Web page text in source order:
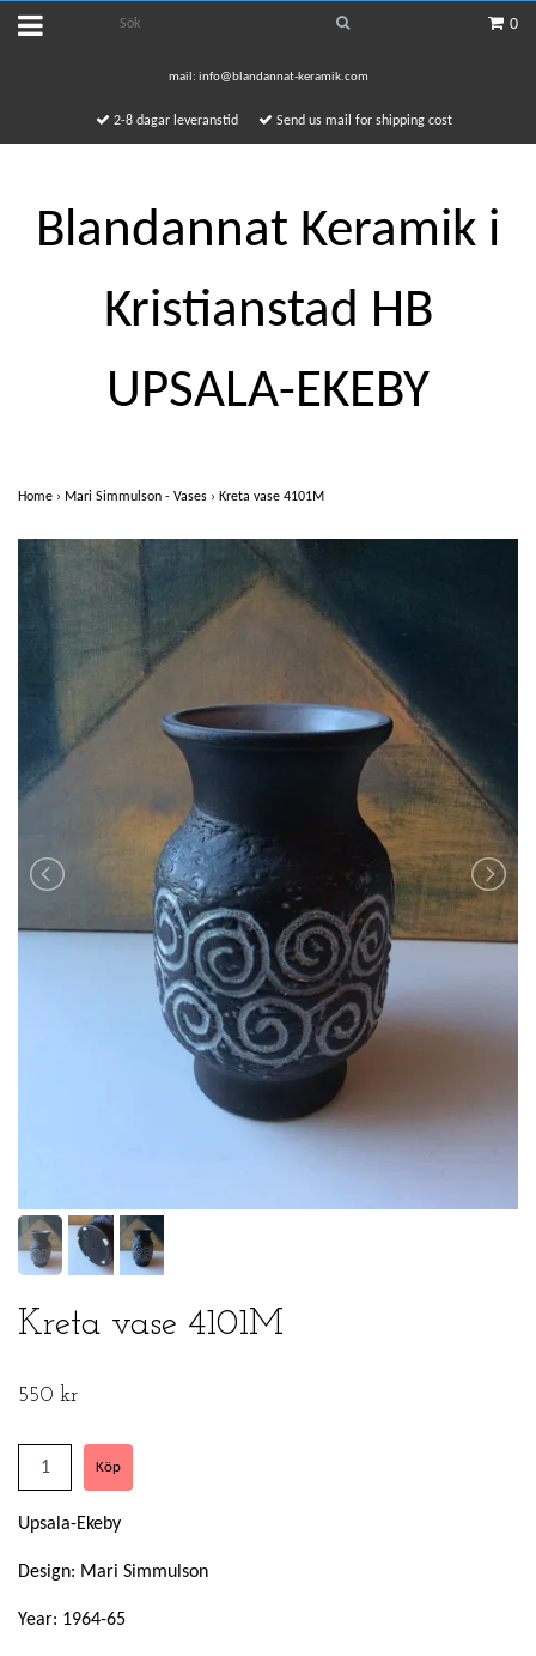
0
mail: info@blandannat-keramik.com
2-8 dagar leveranstid Send us mail for shipping cost
Blandannat Keramik i
Kristianstad HB
UPSALA-EKEBY
Home › Mari Simmulson - Vases › Kreta vase 4101M
Kreta vase 4101M
550 kr
Upsala-Ekeby
Design: Mari Simmulson
Year: 1964-65